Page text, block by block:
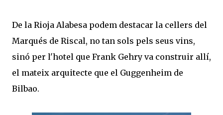
De la Rioja Alabesa podem destacar la cellers del
Marqués de Riscal, no tan sols pels seus vins,
sinó per l'hotel que Frank Gehry va construir allí,
el mateix arquitecte que el Guggenheim de
Bilbao.